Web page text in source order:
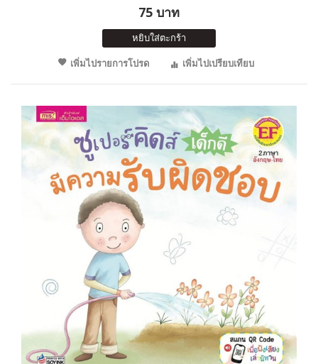
75 บาท
หยิบใส่ตะกร้า
เพิ่มไปรายการโปรด
เพิ่มไปเปรียบเทียบ